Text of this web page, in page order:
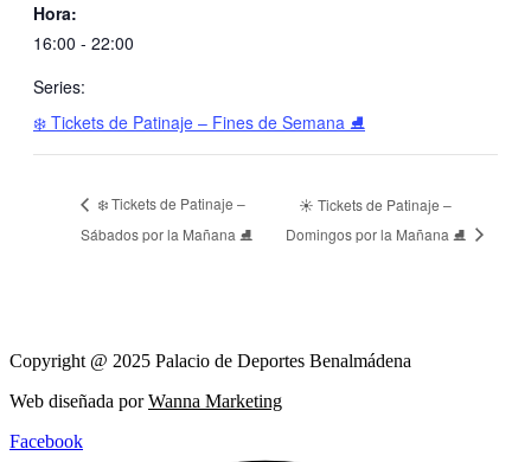
Hora:
16:00 - 22:00
Series:
❄️ Tickets de Patinaje – Fines de Semana ⛸️
❄️ Tickets de Patinaje –
Sábados por la Mañana ⛸️
☀️ Tickets de Patinaje –
Domingos por la Mañana ⛸️
Copyright @ 2025 Palacio de Deportes Benalmádena
Web diseñada porWanna Marketing
Facebook